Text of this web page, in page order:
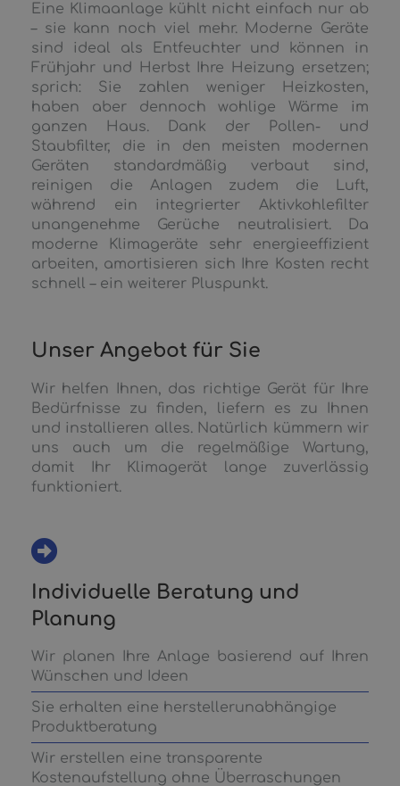
Eine Klimaanlage kühlt nicht einfach nur ab
– sie kann noch viel mehr. Moderne Geräte
sind ideal als Entfeuchter und können in
Frühjahr und Herbst Ihre Heizung ersetzen;
sprich: Sie zahlen weniger Heizkosten,
haben aber dennoch wohlige Wärme im
ganzen Haus. Dank der Pollen- und
Staubfilter, die in den meisten modernen
Geräten standardmäßig verbaut sind,
reinigen die Anlagen zudem die Luft,
während ein integrierter Aktivkohlefilter
unangenehme Gerüche neutralisiert. Da
moderne Klimageräte sehr energieeffizient
arbeiten, amortisieren sich Ihre Kosten recht
schnell – ein weiterer Pluspunkt.
Unser Angebot für Sie
Wir helfen Ihnen, das richtige Gerät für Ihre
Bedürfnisse zu finden, liefern es zu Ihnen
und installieren alles. Natürlich kümmern wir
uns auch um die regelmäßige Wartung,
damit Ihr Klimagerät lange zuverlässig
funktioniert.
Individuelle Beratung und
Planung
Wir planen Ihre Anlage basierend auf Ihren
Wünschen und Ideen
Sie erhalten eine herstellerunabhängige
Produktberatung
Wir erstellen eine transparente
Kostenaufstellung ohne Überraschungen